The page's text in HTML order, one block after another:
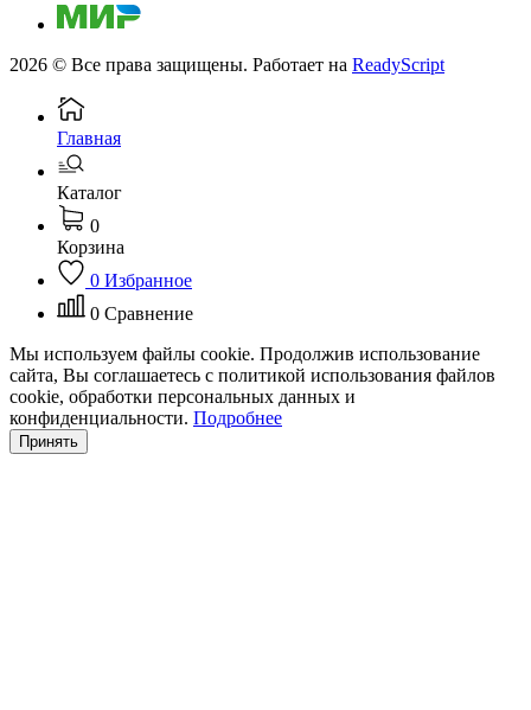
2026 © Все права защищены. Работает на ReadyScript
Главная
Каталог
0
Корзина
0 Избранное
0 Сравнение
Мы используем файлы cookie. Продолжив использование
сайта, Вы соглашаетесь с политикой использования файлов
cookie, обработки персональных данных и
конфиденциальности. Подробнее
Принять